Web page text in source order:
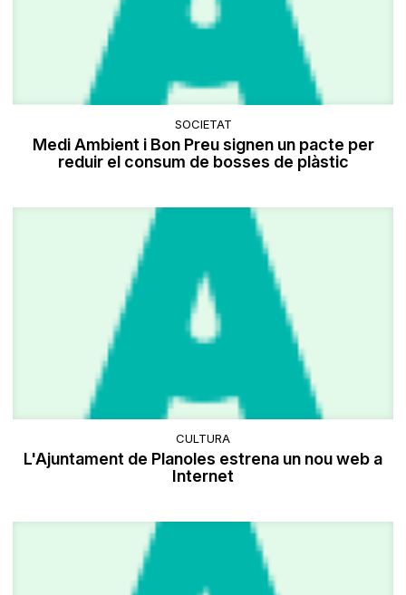
SOCIETAT
Medi Ambient i Bon Preu signen un pacte per
reduir el consum de bosses de plàstic
CULTURA
L'Ajuntament de Planoles estrena un nou web a
Internet